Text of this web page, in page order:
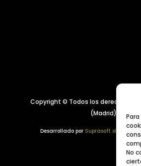
No
Copyright © Todos los derechos
(Madrid), España
Desarrollado por Suprasoft sl